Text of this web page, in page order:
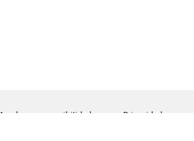
Ayuda para accesibilidad Privacidad